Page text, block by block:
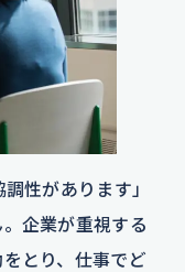
性があります」
企業が重視する
とり、仕事でど